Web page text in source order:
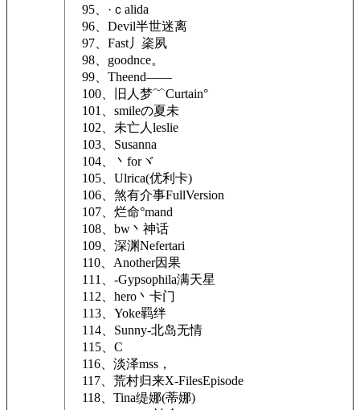
95、·ｃalida
96、Devil半世迷离
97、Fast丿秶夙
98、goodnce。
99、Theend——
100、旧人梦﹌Curtain°
101、smileの夏未
102、未亡人lеsliе
103、Susanna
104、丶forヾ
105、Ulrica(优利卡)
106、煞有介事FullVersion
107、烂命°mand
108、bw丶神话
109、深渊Nefertari
110、Another因果
111、-Gypsophila满天星
112、hero丶卡门
113、Yoke羁绊
114、Sunny-北岛无情
115、C
116、淡泽mss，
117、荒村归来X-FilesEpisode
118、Tina缇娜(蒂娜)